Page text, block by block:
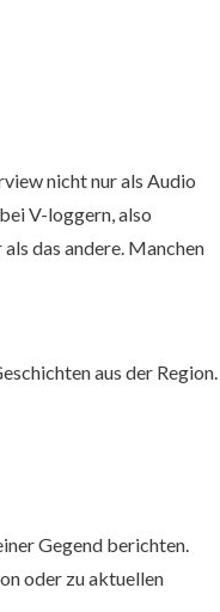
nicht nur als Audio
V-loggern, also
das andere. Manchen
aus der Region.
Gegend berichten.
oder zu aktuellen